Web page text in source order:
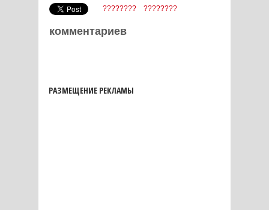
???????? ????????
комментариев
РАЗМЕЩЕНИЕ РЕКЛАМЫ